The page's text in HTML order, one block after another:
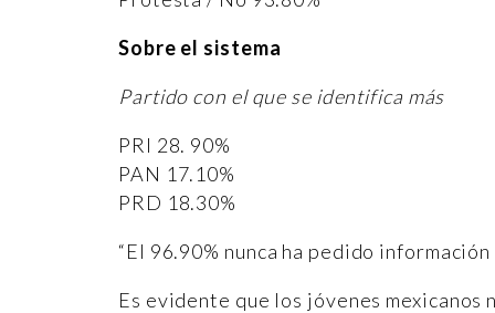
Sobre el sistema
Partido con el que se identifica más
PRI 28. 90%
PAN 17.10%
PRD 18.30%
“El 96.90% nunca ha pedido
Es evidente que los jóvenes